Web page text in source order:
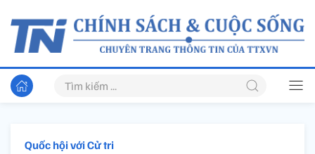
Quốc hội với Cử tri